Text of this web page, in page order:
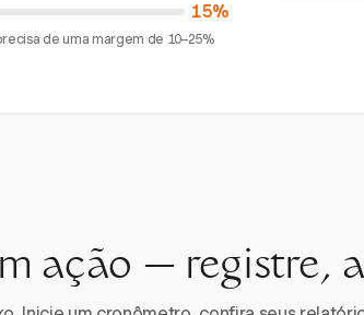
15%
de uma margem de 10–25%
ação — registre,